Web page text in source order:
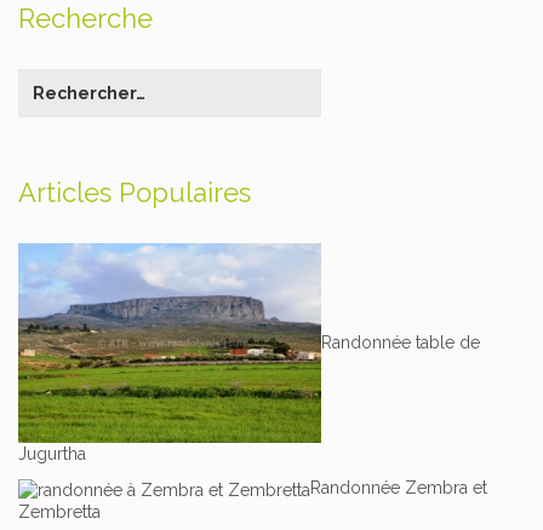
Recherche
Articles Populaires
Randonnée table de
Jugurtha
Randonnée Zembra et
Zembretta